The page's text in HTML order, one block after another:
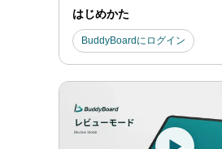
はじめかた
BuddyBoardにログイン